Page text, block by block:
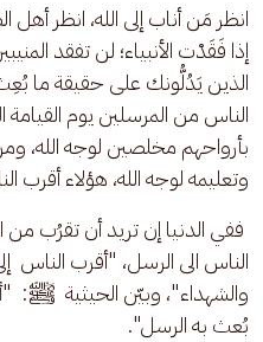
انظر مَن أناب إلى الله، انظر أهل
إذا فَقَدْت الأنبياء؛ لن تفقد
الذين يَدُلُّونك على حقيقة ما
الناس من المرسلين يوم
بأرواحهم مخلصين لوجه الله،
وتعليمه لوجه الله، هؤلاء أقرب
ففي الدنيا إن تريد أن تقرُب
الناس الى الرسل، "أقرب الناس
والشهداء"، وبيّن الحيثية  ﷺ:
بُعث به الرسل".